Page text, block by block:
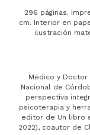
296 páginas.
cm. Interior en
ilustración
Médico y Doctor
Nacional de
perspectiva
psicoterapia y
editor de Un libro
2022), coautor de